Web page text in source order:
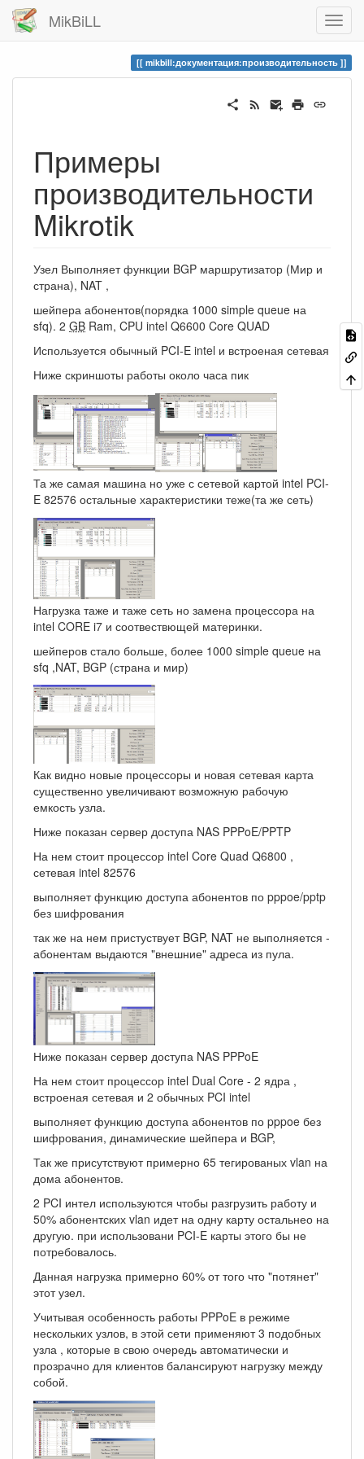
MikBiLL
mikbill:документация:производительность
Примеры
производительности
Mikrotik
Узел Выполняет функции BGP маршрутизатор (Мир и
страна), NAT ,
шейпера абонентов(порядка 1000 simple queue на
sfq). 2 GB Ram, CPU intel Q6600 Core QUAD
Используется обычный PCI-E intel и встроеная сетевая
Ниже скриншоты работы около часа пик
Та же самая машина но уже с сетевой картой intel PCI-
E 82576 остальные характеристики теже(та же сеть)
Нагрузка таже и таже сеть но замена процессора на
intel CORE i7 и соотвествющей материнки.
шейперов стало больше, более 1000 simple queue на
sfq ,NAT, BGP (страна и мир)
Как видно новые процессоры и новая сетевая карта
существенно увеличивают возможную рабочую
емкость узла.
Ниже показан сервер доступа NAS PPPoE/PPTP
На нем стоит процессор intel Core Quad Q6800 ,
сетевая intel 82576
выполняет функцию доступа абонентов по pppoe/pptp
без шифрования
так же на нем пристуствует BGP, NAT не выполняется -
абонентам выдаются "внешние" адреса из пула.
Ниже показан сервер доступа NAS PPPoE
На нем стоит процессор intel Dual Core - 2 ядра ,
встроеная сетевая и 2 обычных PCI intel
выполняет функцию доступа абонентов по pppoe без
шифрования, динамические шейпера и BGP,
Так же присутствуют примерно 65 тегированых vlan на
дома абонентов.
2 PCI интел используются чтобы разгрузить работу и
50% абонентских vlan идет на одну карту остальнео на
другую. при использовани PCI-E карты этого бы не
потребовалось.
Данная нагрузка примерно 60% от того что "потянет"
этот узел.
Учитывая особенность работы PPPoE в режиме
нескольких узлов, в этой сети применяют 3 подобных
узла , которые в свою очередь автоматически и
прозрачно для клиентов балансируют нагрузку между
собой.